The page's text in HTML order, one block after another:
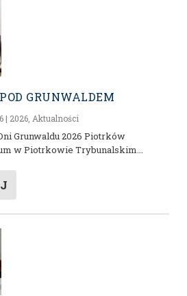
GRUNWALDEM
| 2026 Aktualności
Grunwaldu 2026 Piotrków
w Piotrkowie Trybunalskim...